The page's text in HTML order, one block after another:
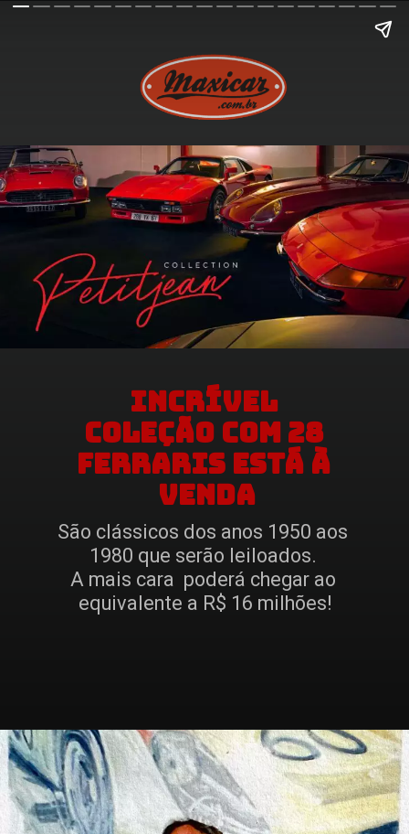
São clássicos dos anos 1950 aos
1980 que serão leiloados.
A mais cara  poderá chegar ao
equivalente a R$ 16 milhões!
Incrível
coleção com 28
Ferraris está à
venda